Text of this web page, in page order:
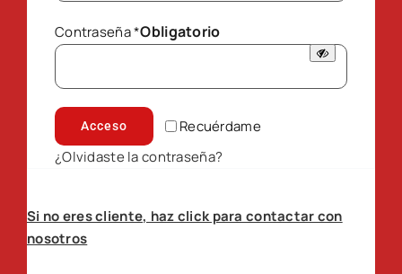
Contraseña*Obligatorio
Recuérdame
Acceso
¿Olvidaste la contraseña?
Si no eres cliente, haz click para contactar con
nosotros